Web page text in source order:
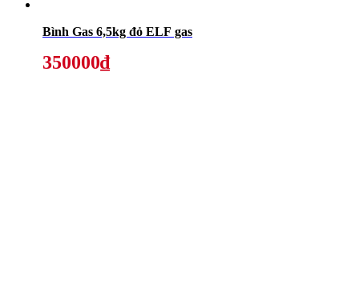
Bình Gas 6,5kg đỏ ELF gas
350000₫